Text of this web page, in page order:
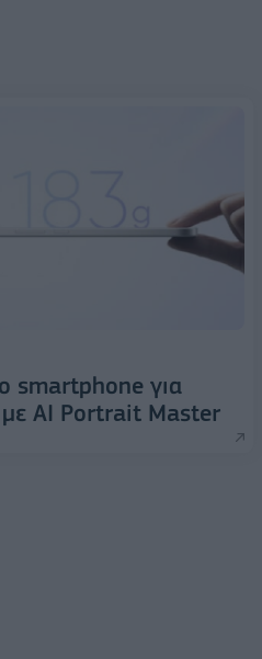
smartphone για
με AI Portrait Master